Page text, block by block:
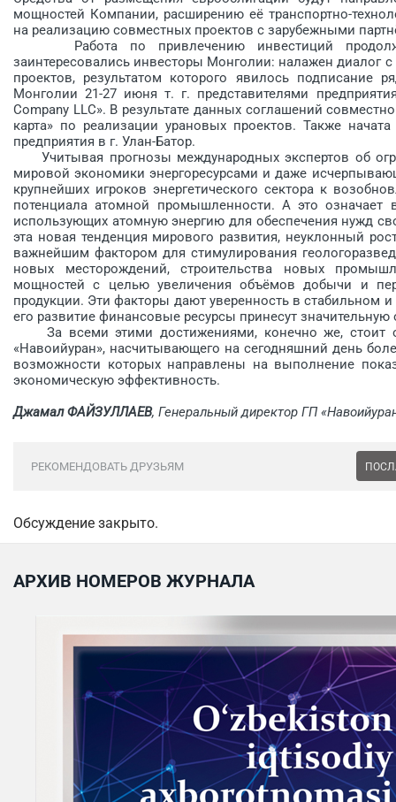
мощностей Компании, расширению её транспортно-
на реализацию совместных проектов с зарубежными
Работа по привлечению инвестиций
заинтересовались инвесторы Монголии: налажен диалог
проектов, результатом которого явилось подписание
Монголии 21-27 июня т. г. представителями
Company LLC». В результате данных соглашений
карта» по реализации урановых проектов. Также
предприятия в г. Улан-Батор.
Учитывая прогнозы международных экспертов об
мировой экономики энергоресурсами и даже
крупнейших игроков энергетического сектора к
потенциала атомной промышленности. А это означает
использующих атомную энергию для обеспечения нужд
эта новая тенденция мирового развития, неуклонный
важнейшим фактором для стимулирования
новых месторождений, строительства новых
мощностей с целью увеличения объёмов добычи и
продукции. Эти факторы дают уверенность в стабильном
его развитие финансовые ресурсы принесут
За всеми этими достижениями, конечно же, стоит
«Навоийуран», насчитывающего на сегодняшний день
возможности которых направлены на выполнение
экономическую эффективность.
Джамал ФАЙЗУЛЛАЕВ, Генеральный директор ГП
РЕКОМЕНДОВАТЬ ДРУЗЬЯМ
Обсуждение закрыто.
АРХИВ НОМЕРОВ ЖУРНАЛА